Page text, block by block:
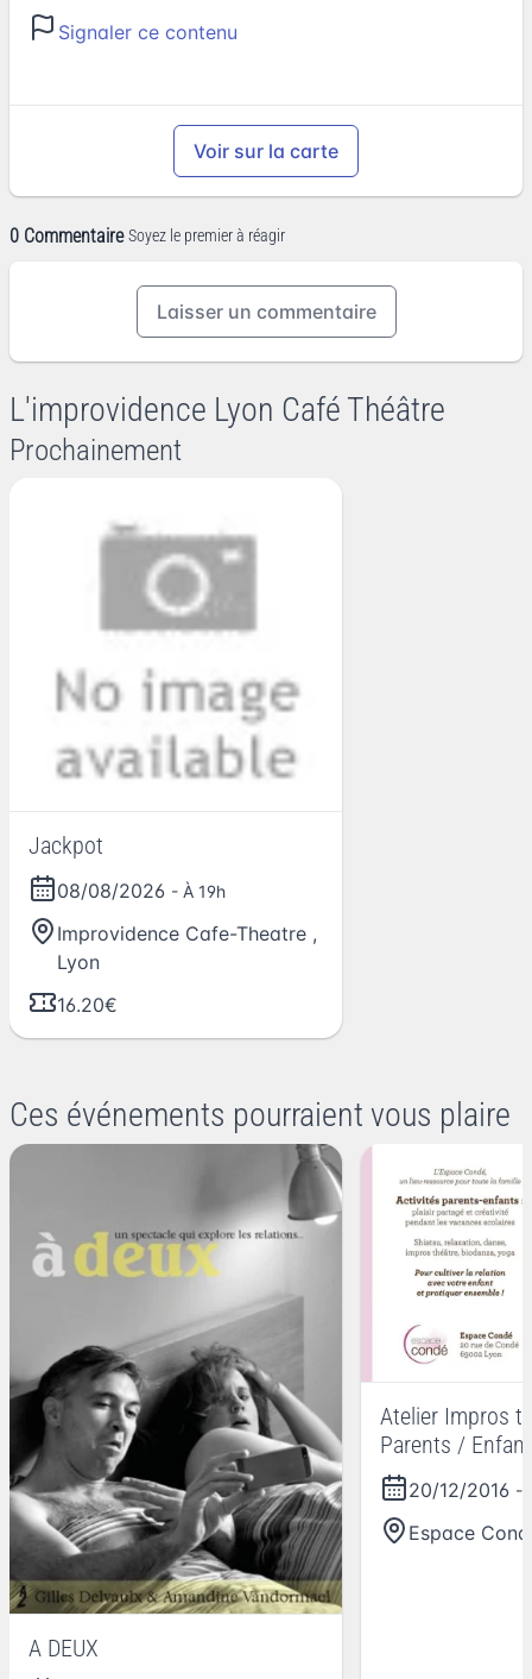
Signaler ce contenu
Voir sur la carte
0 Commentaire Soyez le premier à réagir
Laisser un commentaire
L'improvidence Lyon Café Théâtre
Prochainement
Jackpot
08/08/2026 - À 19h
Improvidence Cafe-Theatre ,
Lyon
16.20€
Ces événements pourraient vous plaire
A DEUX
Atelier Impros
Parents /
20/12/2016 -
Espace